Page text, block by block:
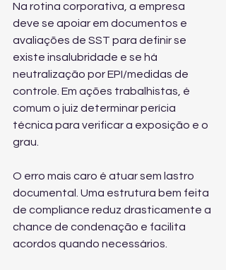
Na rotina corporativa, a empresa
deve se apoiar em documentos e
avaliações de SST para definir se
existe insalubridade e se há
neutralização por EPI/medidas de
controle. Em ações trabalhistas, é
comum o juiz determinar perícia
técnica para verificar a exposição e o
grau.
O erro mais caro é atuar sem lastro
documental. Uma estrutura bem feita
de compliance reduz drasticamente a
chance de condenação e facilita
acordos quando necessários.